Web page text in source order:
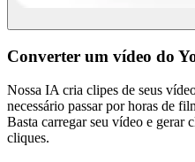
Converter um vídeo do
Nossa IA cria clipes de seus
necessário passar por horas de
Basta carregar seu vídeo e gerar
cliques.